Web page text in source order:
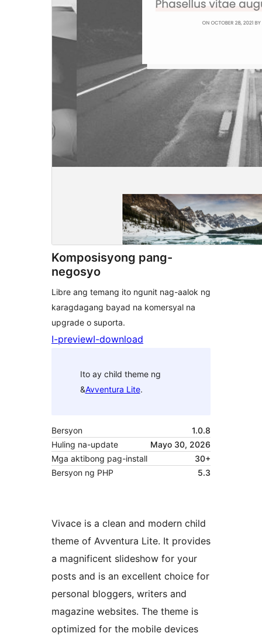
Komposisyong pang-
negosyo
Libre ang temang ito ngunit nag-aalok ng
karagdagang bayad na komersyal na
upgrade o suporta.
I-previewI-download
Ito ay child theme ng
&Avventura Lite.
Bersyon
1.0.8
Huling na-update
Mayo 30, 2026
Mga aktibong pag-install
30+
Bersyon ng PHP
5.3
Vivace is a clean and modern child
theme of Avventura Lite. It provides
a magnificent slideshow for your
posts and is an excellent choice for
personal bloggers, writers and
magazine websites. The theme is
optimized for the mobile devices